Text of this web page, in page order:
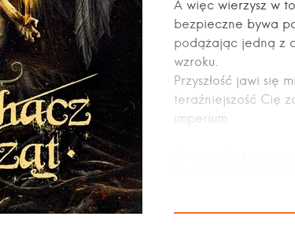
A więc wierzysz w
bezpieczne bywa
podążając jedną z
wzroku.
Przyszłość jawi się
teraźniejszość Cię
imperium.
boota wsiąść,
syberyjską zamieć,